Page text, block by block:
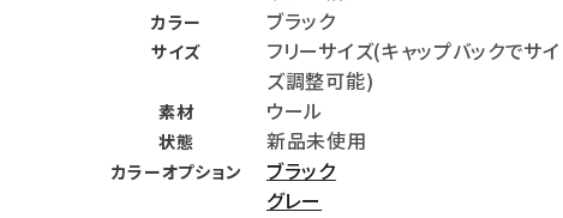
カラー ブラック
サイズ
フリーサイズ(キャップバックでサイ
ズ調整可能)
素材 ウール
状態 新品未使用
カラーオプション
ブラック
グレー